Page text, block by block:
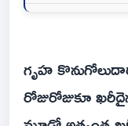
గృహ
రోజురోజుకూ